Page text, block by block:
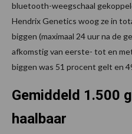
bluetooth-weegschaal
Hendrix Genetics woog ze in
biggen (maximaal 24 uur na de
afkomstig van eerste- tot en
biggen was 51 procent gelt en
Gemiddeld 1.500
haalbaar